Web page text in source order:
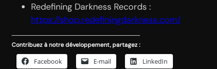
Redefining Darkness Records :
https://shop.redefiningdarkness.com/
Contribuez à notre développement, partagez :
Facebook E-mail LinkedIn